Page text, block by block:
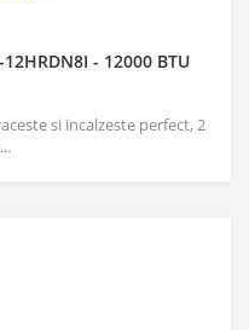
- 12000 BTU
si incalzeste perfect, 2